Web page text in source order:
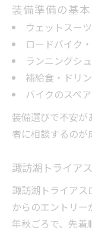
装備準備の基
ウェットスー
ロードバイク
ランニングシ
補給食・ドリ
バイクのスペ
装備選びで不安が
者に相談するのが
諏訪湖トライア
諏訪湖トライア
からのエントリ
年秋ごろで、先着